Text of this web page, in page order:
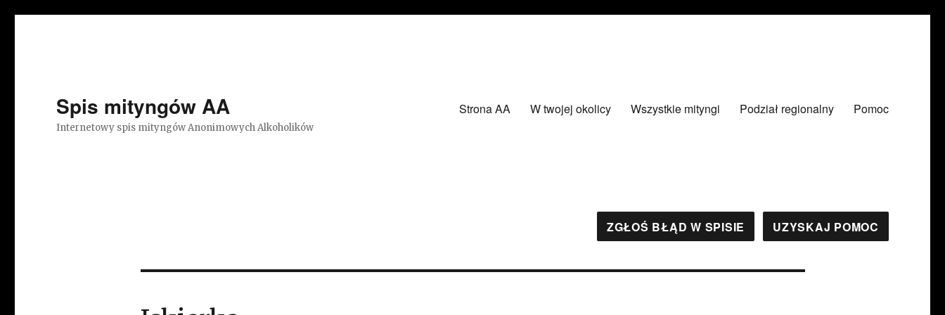
Spis mityngów AA
Internetowy spis mityngów Anonimowych Alkoholików
Strona AA W twojej okolicy Wszystkie mityngi Podział regionalny Pomoc
ZGŁOŚ BŁĄD W SPISIE UZYSKAJ POMOC